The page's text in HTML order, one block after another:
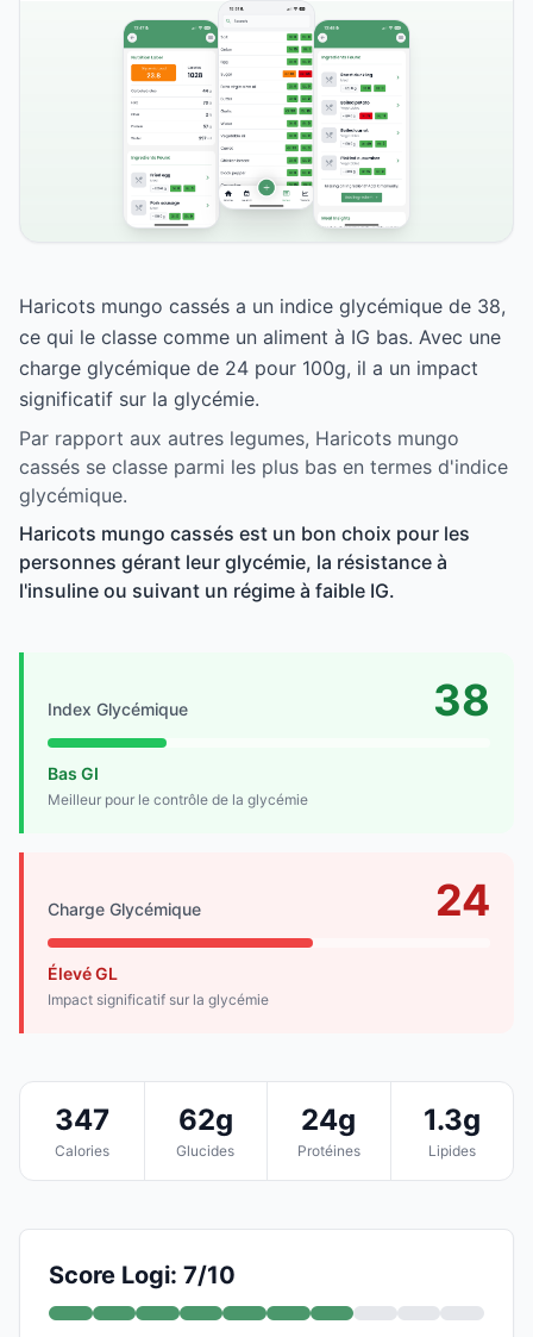
Haricots mungo cassés a un indice glycémique de 38,
ce qui le classe comme un aliment à IG bas. Avec une
charge glycémique de 24 pour 100g, il a un impact
significatif sur la glycémie.
Par rapport aux autres legumes, Haricots mungo
cassés se classe parmi les plus bas en termes d'indice
glycémique.
Haricots mungo cassés est un bon choix pour les
personnes gérant leur glycémie, la résistance à
l'insuline ou suivant un régime à faible IG.
Index Glycémique 38
Bas GI
Meilleur pour le contrôle de la glycémie
Charge Glycémique 24
Élevé GL
Impact significatif sur la glycémie
347
Calories
62g
Glucides
24g
Protéines
1.3g
Lipides
Score Logi: 7/10